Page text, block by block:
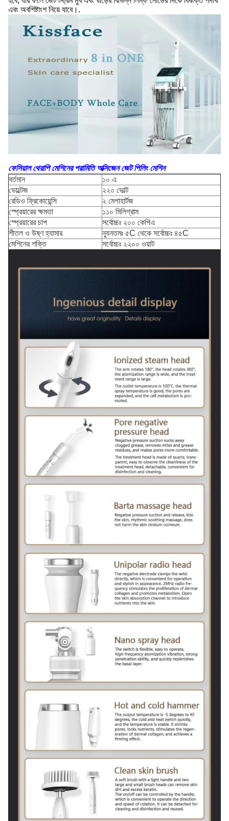
এবং অবশিষ্টাংশ নিয়ে যাবে।.
ফেসিয়াল থেরাপি মেশিনের পরামিতি অক্সিজেন জেট পিলিং মেশিন
বর্তমান
১০ এ
ভোল্টেজ
২২০ ভোল্ট
রেডিও ফ্রিকোয়েন্সি
২ মেগাহার্টজ
স্প্রেয়ারের ক্ষমতা
১১০ মিলিগ্রাম
স্প্রেয়ারের চাপ
সর্বোচ্চঃ ২০০ কেপিএ
শীতল ও উষ্ণ হ্যামার
ন্যূনতমঃ ৫C থেকে সর্বোচ্চঃ ৪৫C
মেশিনের শক্তি
সর্বোচ্চঃ ২২০০ ওয়াট